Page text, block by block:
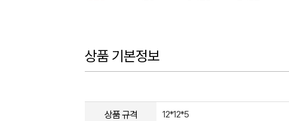
상품 기본정보
상품 규격 12*12*5